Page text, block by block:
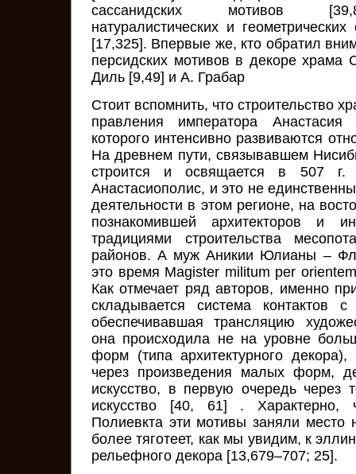
сассанидских мотивов
натуралистических и
[17,325]. Впервые же, кто обратил
персидских мотивов в декоре
Диль [9,49] и А. Грабар
Стоит вспомнить, что строительство
правления императора
которого интенсивно развиваются
На древнем пути, связывавшем
строится и освящается в 507 г.
Анастасиополис, и это не
деятельности в этом регионе, на
познакомившей архитекторов и
традициями строительства
районов. А муж Аникии Юлианы –
это время Magister militum per
Как отмечает ряд авторов, именно
складывается система контактов
обеспечивавшая трансляцию
она происходила не на уровне
форм (типа архитектурного
через произведения малых форм,
искусство, в первую очередь через
искусство [40, 61] . Характерно,
Полиевкта эти мотивы заняли место
более тяготеет, как мы увидим, к
рельефного декора [13,679–707; 25].